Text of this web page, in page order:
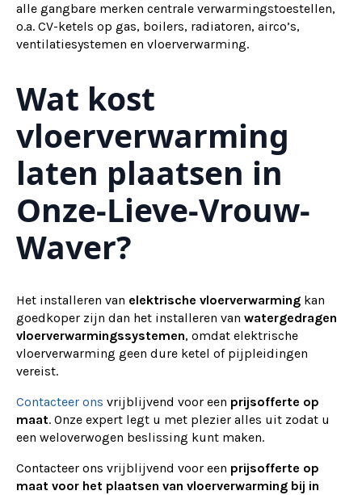
alle gangbare merken centrale verwarmingstoestellen,
o.a. CV-ketels op gas, boilers, radiatoren, airco’s,
ventilatiesystemen en vloerverwarming.
Wat kost
vloerverwarming
laten plaatsen in
Onze-Lieve-Vrouw-
Waver?
Het installeren van elektrische vloerverwarming kan
goedkoper zijn dan het installeren van watergedragen
vloerverwarmingssystemen, omdat elektrische
vloerverwarming geen dure ketel of pijpleidingen
vereist.
Contacteer ons vrijblijvend voor een prijsofferte op
maat. Onze expert legt u met plezier alles uit zodat u
een weloverwogen beslissing kunt maken.
Contacteer ons vrijblijvend voor een prijsofferte op
maat voor het plaatsen van vloerverwarming bij in